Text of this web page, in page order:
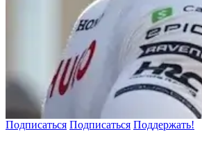
Подписаться Подписаться Поддержать!